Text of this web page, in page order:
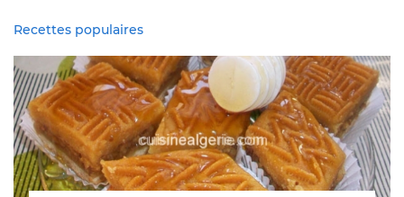
Recettes populaires